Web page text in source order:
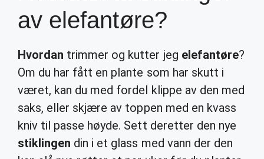
av elefantøre?
Hvordan trimmer og kutter jeg elefantøre?
Om du har fått en plante som har skutt i
været, kan du med fordel klippe av den med
saks, eller skjære av toppen med en kvass
kniv til passe høyde. Sett deretter den nye
stiklingen din i et glass med vann der den